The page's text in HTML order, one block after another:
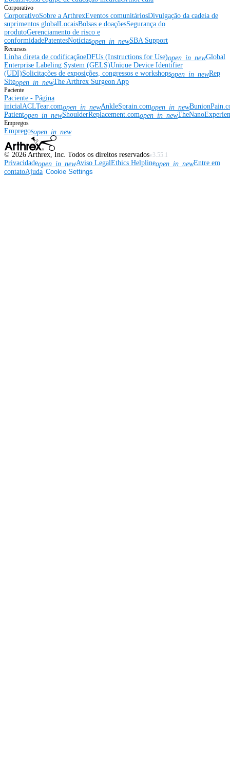
Corporativo
CorporativoSobre a ArthrexEventos comunitáriosDivulgação da cadeia de
suprimentos globalLocaisBolsas e doaçõesSegurança do
produtoGerenciamento de risco e
conformidadePatentesNotíciasopen_in_newSBA Support
Recursos
Linha direta de codificaçãoeDFUs (Instructions for Use)open_in_newGlobal
Enterprise Labeling System (GELS)Unique Device Identifier
(UDI)Solicitações de exposições, congressos e workshopsopen_in_newRep
Siteopen_in_newThe Arthrex Surgeon App
Paciente
Paciente - Página
inicial ACLTear.comopen_in_newAnkleSprain.comopen_in_new
Patientopen_in_newShoulderReplacement.comopen_in_new
Empregos
Empregosopen_in_new
© 2026 Arthrex, Inc. Todos os direitos reservadosv3.55.1
Privacidadeopen_in_newAviso LegalEthics Helplineopen_in_newEntre em
contatoAjuda Cookie Settings